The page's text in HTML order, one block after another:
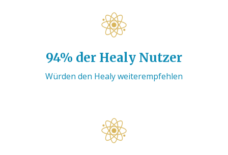
94% der Healy Nutzer
Würden den Healy weiterempfehlen